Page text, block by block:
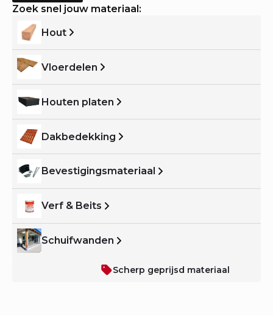
Zoek snel jouw materiaal:
Hout
Vloerdelen
Houten platen
Dakbedekking
Bevestigingsmateriaal
Verf & Beits
Schuifwanden
Scherp geprijsd materiaal